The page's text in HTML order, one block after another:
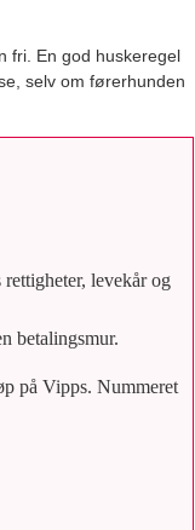
fri. En god huskeregel
selv om førerhunden
levekår og
betalingsmur.
på Vipps. Nummeret